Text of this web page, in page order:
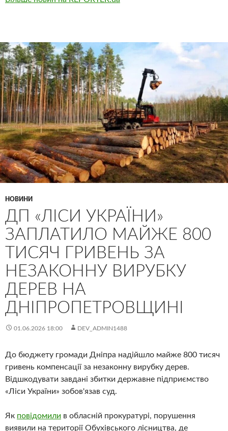
НОВИНИ
ДП «ЛІСИ УКРАЇНИ»
ЗАПЛАТИЛО МАЙЖЕ 800
ТИСЯЧ ГРИВЕНЬ ЗА
НЕЗАКОННУ ВИРУБКУ
ДЕРЕВ НА
ДНІПРОПЕТРОВЩИНІ
01.06.2026 18:00 DEV_ADMIN1488
До бюджету громади Дніпра надійшло майже 800 тисяч
гривень компенсації за незаконну вирубку дерев.
Відшкодувати завдані збитки державне підприємство
«Ліси України» зобов'язав суд.
Як повідомили в обласній прокуратурі, порушення
виявили на території Обухівського лісництва, де